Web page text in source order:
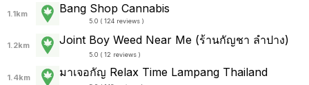
1.1km Bang Shop Cannabis
5.0 ( 124 reviews )
1.2km Joint Boy Weed Near Me (ร้านกัญชา ลำปาง)
5.0 ( 12 reviews )
1.4km มาเจอกัญ Relax Time Lampang Thailand